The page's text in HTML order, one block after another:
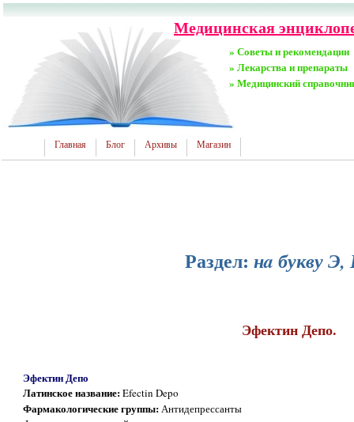
Медицинская
» Советы и рекомендации
» Лекарства и препараты
» Медицинский
Главная Блог Архивы Магазин
Раздел:нa букву
Эфектин Депо.
Эфектин Депо
Латинское название:Efectin Depo
Фармакологические группы:Антидепрессанты